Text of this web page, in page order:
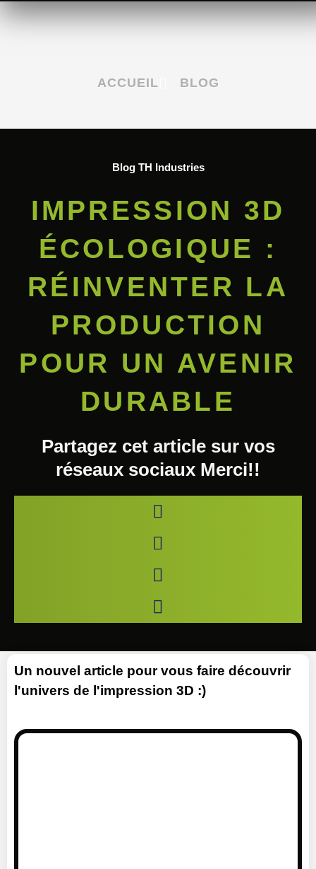
ACCUEIL BLOG
Blog TH Industries
IMPRESSION 3D
ÉCOLOGIQUE :
RÉINVENTER LA
PRODUCTION
POUR UN AVENIR
DURABLE
Partagez cet article sur vos
réseaux sociaux Merci!!
Un nouvel article pour vous faire découvrir
l'univers de l'impression 3D :)